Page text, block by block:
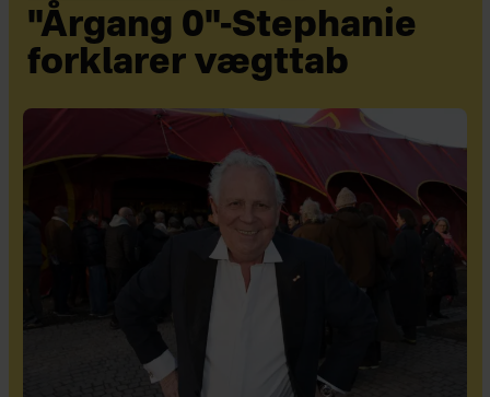
"Årgang 0"-Stephanie
forklarer vægttab